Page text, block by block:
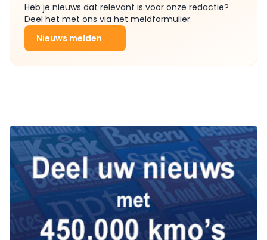
Heb je nieuws dat relevant is voor onze redactie?
Deel het met ons via het meldformulier.
Nieuws melden